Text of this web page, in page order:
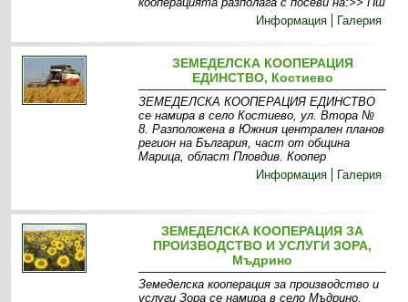
Информация
Галерия
ЗЕМЕДЕЛСКА КООПЕРАЦИЯ
ЕДИНСТВО, Костиево
ЗЕМЕДЕЛСКА КООПЕРАЦИЯ ЕДИНСТВО
се намира в село Костиево, ул. Втора №
8. Разположена в Южния централен планов
регион на България, част от община
Марица, област Пловдив. Коопер
Информация
Галерия
ЗЕМЕДЕЛСКА КООПЕРАЦИЯ ЗА
ПРОИЗВОДСТВО И УСЛУГИ ЗОРА,
Мъдрино
Земеделска кооперация за производство и
услуги Зора се намира в село Мъдрино,